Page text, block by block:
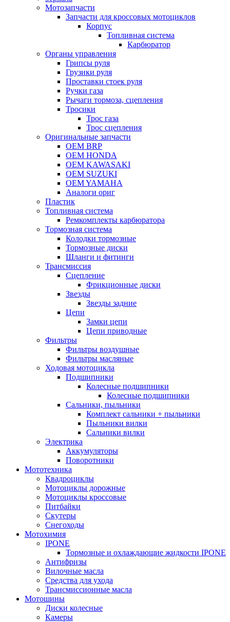
Мотозапчасти
Запчасти для кроссовых мотоциклов
Корпус
Топливная система
Карбюратор
Органы управления
Грипсы руля
Грузики руля
Проставки стоек руля
Ручки газа
Рычаги тормоза, сцепления
Тросики
Трос газа
Трос сцепления
Оригинальные запчасти
OEM BRP
OEM HONDA
OEM KAWASAKI
OEM SUZUKI
OEM YAMAHA
Аналоги ориг
Пластик
Топливная система
Ремкомплекты карбюратора
Тормозная система
Колодки тормозные
Тормозные диски
Шланги и фитинги
Трансмиссия
Cцепление
Фрикционные диски
Звезды
Звезды задние
Цепи
Замки цепи
Цепи приводные
Фильтры
Фильтры воздушные
Фильтры масляные
Ходовая мотоцикла
Подшипники
Колесные подшипники
Колесные подшипники
Сальники, пыльники
Комплект сальники + пыльники
Пыльники вилки
Сальники вилки
Электрика
Аккумуляторы
Поворотники
Мототехника
Квадроциклы
Мотоциклы дорожные
Мотоциклы кроссовые
Питбайки
Скутеры
Снегоходы
Мотохимия
IPONE
Тормозные и охлаждающие жидкости IPONE
Антифризы
Вилочные масла
Средства для ухода
Трансмиссионные масла
Мотошины
Диски колесные
Камеры